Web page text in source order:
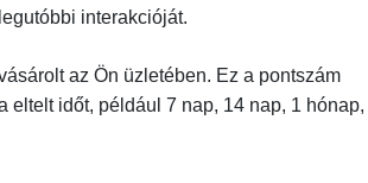
interakcióját.
az Ön üzletében. Ez a pontszám
eltelt időt, például 7 nap, 14 nap, 1 hónap,